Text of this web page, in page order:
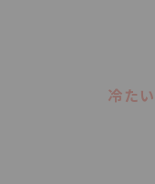
冷た